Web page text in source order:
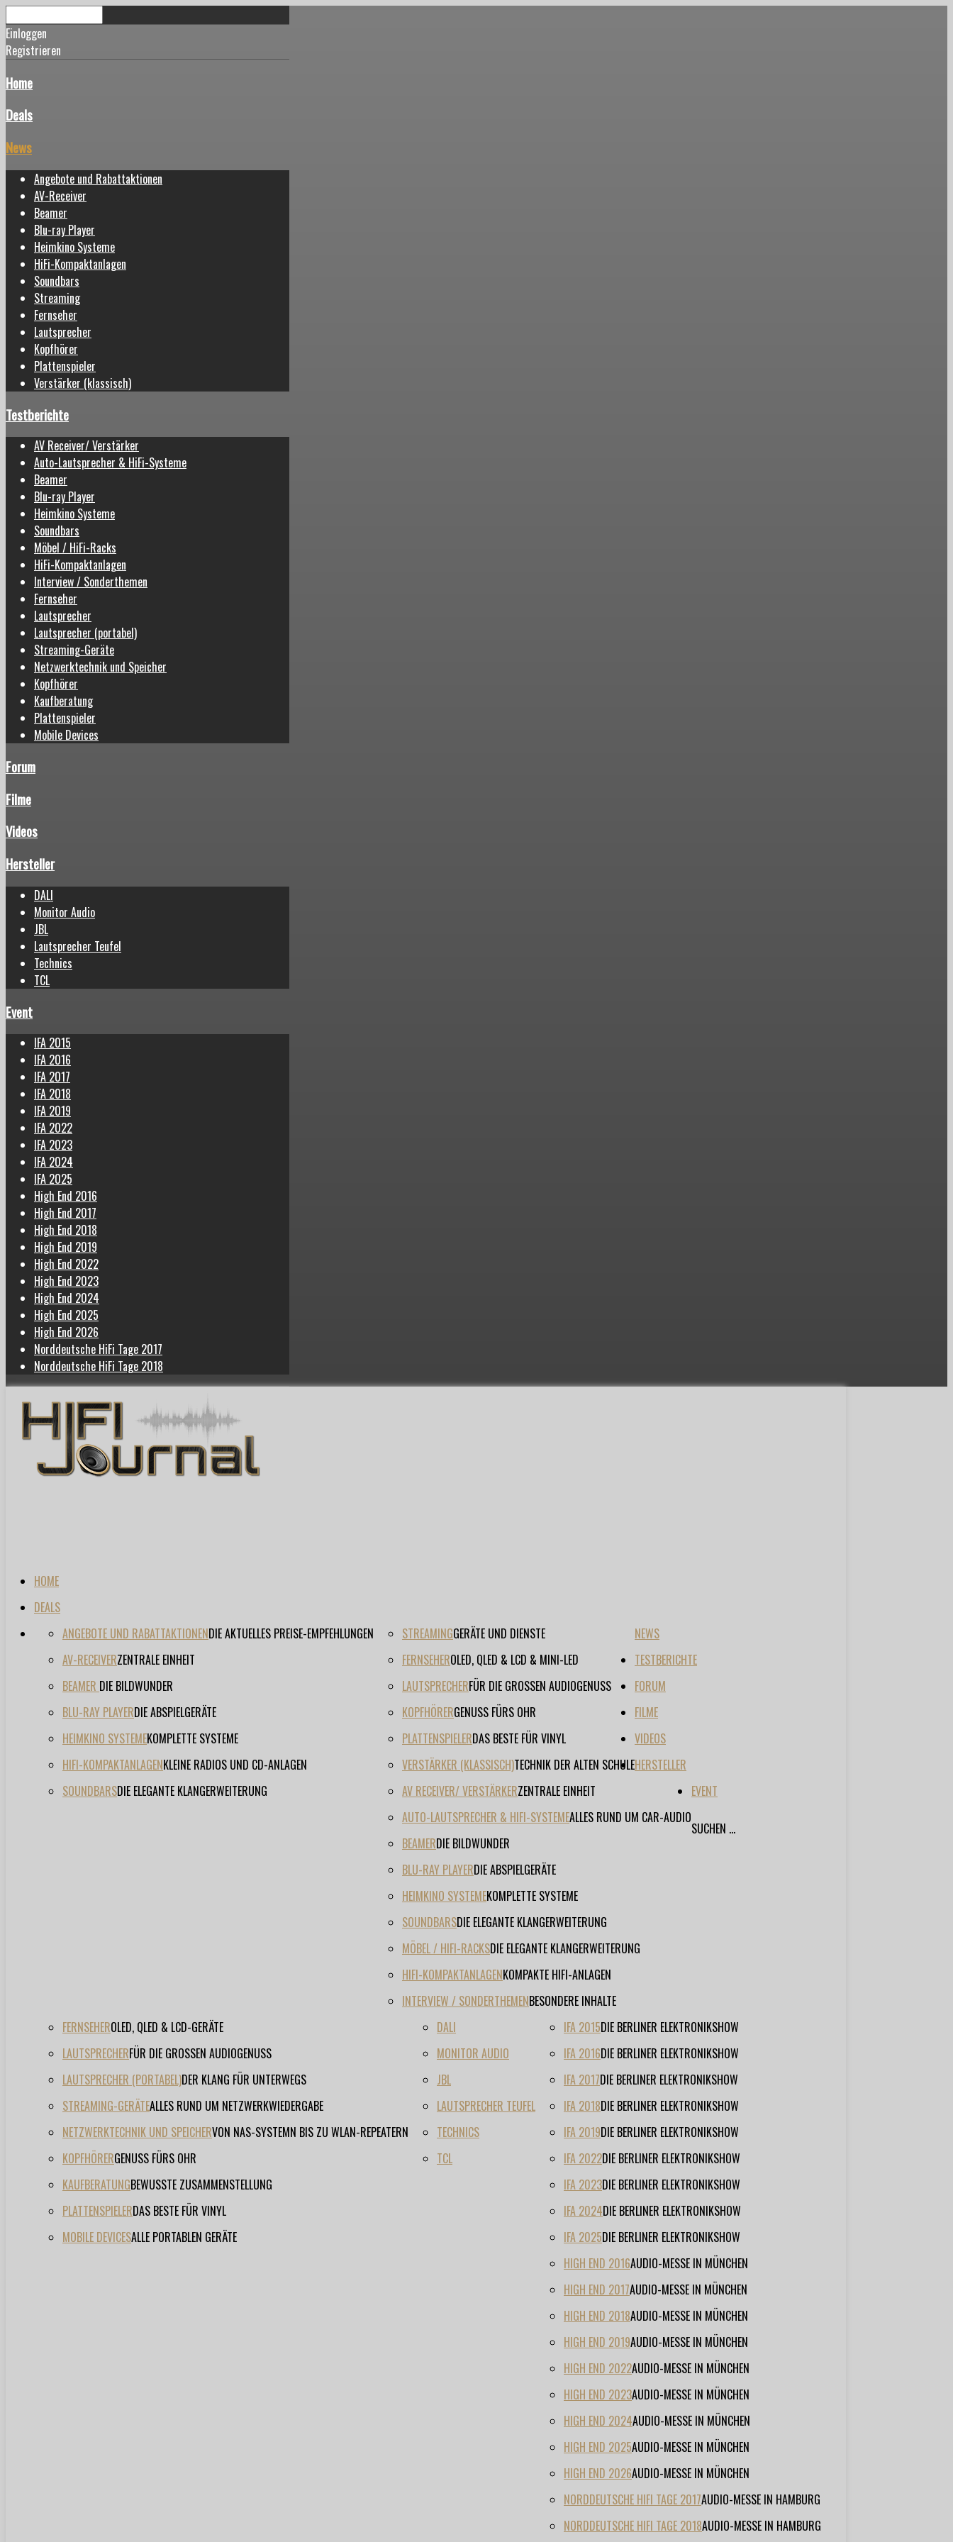
Einloggen
Registrieren
Home
Deals
News
Angebote und Rabattaktionen
AV-Receiver
Beamer
Blu-ray Player
Heimkino Systeme
HiFi-Kompaktanlagen
Soundbars
Streaming
Fernseher
Lautsprecher
Kopfhörer
Plattenspieler
Verstärker (klassisch)
Testberichte
AV Receiver/ Verstärker
Auto-Lautsprecher & HiFi-Systeme
Beamer
Blu-ray Player
Heimkino Systeme
Soundbars
Möbel / HiFi-Racks
HiFi-Kompaktanlagen
Interview / Sonderthemen
Fernseher
Lautsprecher
Lautsprecher (portabel)
Streaming-Geräte
Netzwerktechnik und Speicher
Kopfhörer
Kaufberatung
Plattenspieler
Mobile Devices
Forum
Filme
Videos
Hersteller
DALI
Monitor Audio
JBL
Lautsprecher Teufel
Technics
TCL
Event
IFA 2015
IFA 2016
IFA 2017
IFA 2018
IFA 2019
IFA 2022
IFA 2023
IFA 2024
IFA 2025
High End 2016
High End 2017
High End 2018
High End 2019
High End 2022
High End 2023
High End 2024
High End 2025
High End 2026
Norddeutsche HiFi Tage 2017
Norddeutsche HiFi Tage 2018
HOME
DEALS
NEWS
ANGEBOTE UND RABATTAKTIONENDIE AKTUELLES PREISE-EMPFEHLUNGEN
AV-RECEIVERZENTRALE EINHEIT
BEAMER DIE BILDWUNDER
BLU-RAY PLAYERDIE ABSPIELGERÄTE
HEIMKINO SYSTEMEKOMPLETTE SYSTEME
HIFI-KOMPAKTANLAGENKLEINE RADIOS UND CD-ANLAGEN
SOUNDBARSDIE ELEGANTE KLANGERWEITERUNG
STREAMINGGERÄTE UND DIENSTE
FERNSEHEROLED, QLED & LCD & MINI-LED
LAUTSPRECHERFÜR DIE GROSSEN AUDIOGENUSS
KOPFHÖRERGENUSS FÜRS OHR
PLATTENSPIELERDAS BESTE FÜR VINYL
VERSTÄRKER (KLASSISCH)TECHNIK DER ALTEN SCHULE
TESTBERICHTE
AV RECEIVER/ VERSTÄRKERZENTRALE EINHEIT
AUTO-LAUTSPRECHER & HIFI-SYSTEMEALLES RUND UM CAR-AUDIO
BEAMERDIE BILDWUNDER
BLU-RAY PLAYERDIE ABSPIELGERÄTE
HEIMKINO SYSTEMEKOMPLETTE SYSTEME
SOUNDBARSDIE ELEGANTE KLANGERWEITERUNG
MÖBEL / HIFI-RACKSDIE ELEGANTE KLANGERWEITERUNG
HIFI-KOMPAKTANLAGENKOMPAKTE HIFI-ANLAGEN
INTERVIEW / SONDERTHEMENBESONDERE INHALTE
FERNSEHEROLED, QLED & LCD-GERÄTE
LAUTSPRECHERFÜR DIE GROSSEN AUDIOGENUSS
LAUTSPRECHER (PORTABEL)DER KLANG FÜR UNTERWEGS
STREAMING-GERÄTEALLES RUND UM NETZWERKWIEDERGABE
NETZWERKTECHNIK UND SPEICHERVON NAS-SYSTEMN BIS ZU WLAN-REPEATERN
KOPFHÖRERGENUSS FÜRS OHR
KAUFBERATUNGBEWUSSTE ZUSAMMENSTELLUNG
PLATTENSPIELERDAS BESTE FÜR VINYL
MOBILE DEVICESALLE PORTABLEN GERÄTE
FORUM
FILME
VIDEOS
HERSTELLER
DALI
MONITOR AUDIO
JBL
LAUTSPRECHER TEUFEL
TECHNICS
TCL
EVENT
IFA 2015DIE BERLINER ELEKTRONIKSHOW
IFA 2016DIE BERLINER ELEKTRONIKSHOW
IFA 2017DIE BERLINER ELEKTRONIKSHOW
IFA 2018DIE BERLINER ELEKTRONIKSHOW
IFA 2019DIE BERLINER ELEKTRONIKSHOW
IFA 2022DIE BERLINER ELEKTRONIKSHOW
IFA 2023DIE BERLINER ELEKTRONIKSHOW
IFA 2024DIE BERLINER ELEKTRONIKSHOW
IFA 2025DIE BERLINER ELEKTRONIKSHOW
HIGH END 2016AUDIO-MESSE IN MÜNCHEN
HIGH END 2017AUDIO-MESSE IN MÜNCHEN
HIGH END 2018AUDIO-MESSE IN MÜNCHEN
HIGH END 2019AUDIO-MESSE IN MÜNCHEN
HIGH END 2022AUDIO-MESSE IN MÜNCHEN
HIGH END 2023AUDIO-MESSE IN MÜNCHEN
HIGH END 2024AUDIO-MESSE IN MÜNCHEN
HIGH END 2025AUDIO-MESSE IN MÜNCHEN
HIGH END 2026AUDIO-MESSE IN MÜNCHEN
NORDDEUTSCHE HIFI TAGE 2017AUDIO-MESSE IN HAMBURG
NORDDEUTSCHE HIFI TAGE 2018AUDIO-MESSE IN HAMBURG
SUCHEN ...